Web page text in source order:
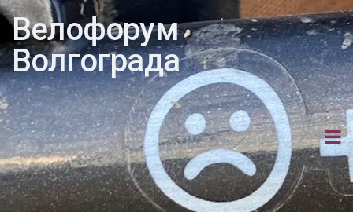
Велофорум
Волгограда